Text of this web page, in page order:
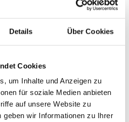
Details Über Cookies
Cookies
um Inhalte und Anzeigen zu
für soziale Medien anbieten
auf unsere Website zu
geben wir Informationen zu Ihrer
dass Einkaufen mehr ist als nur
für individuelle Beratung, echtes
deinen Kleiderschrank bereichern
mit dir teilen.
der keine